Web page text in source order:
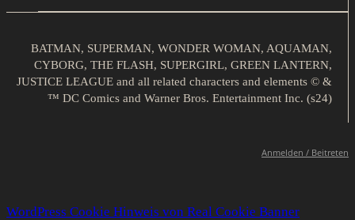
BATMAN, SUPERMAN, WONDER WOMAN, AQUAMAN,
CYBORG, THE FLASH, SUPERGIRL, GREEN LANTERN,
JUSTICE LEAGUE and all related characters and elements © &
™ DC Comics and Warner Bros. Entertainment Inc. (s24)
Anmelden / Beitreten
WordPress Cookie Hinweis von Real Cookie Banner